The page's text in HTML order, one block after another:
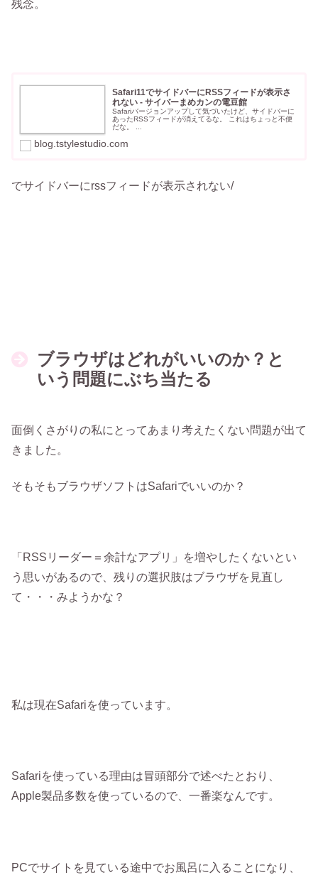
残念。
Safari11でサイドバーにRSSフィードが表示さ
れない - サイバーまめカンの電豆館
Safariバージョンアップして気づいたけど、サイドバーに
あったRSSフィードが消えてるな。 これはちょっと不便
だな。 ...
blog.tstylestudio.com
でサイドバーにrssフィードが表示されない/
ブラウザはどれがいいのか？と
いう問題にぶち当たる
面倒くさがりの私にとってあまり考えたくない問題が出て
きました。
そもそもブラウザソフトはSafariでいいのか？
「RSSリーダー＝余計なアプリ」を増やしたくないとい
う思いがあるので、残りの選択肢はブラウザを見直し
て・・・みようかな？
私は現在Safariを使っています。
Safariを使っている理由は冒頭部分で述べたとおり、
Apple製品多数を使っているので、一番楽なんです。
PCでサイトを見ている途中でお風呂に入ることになり、